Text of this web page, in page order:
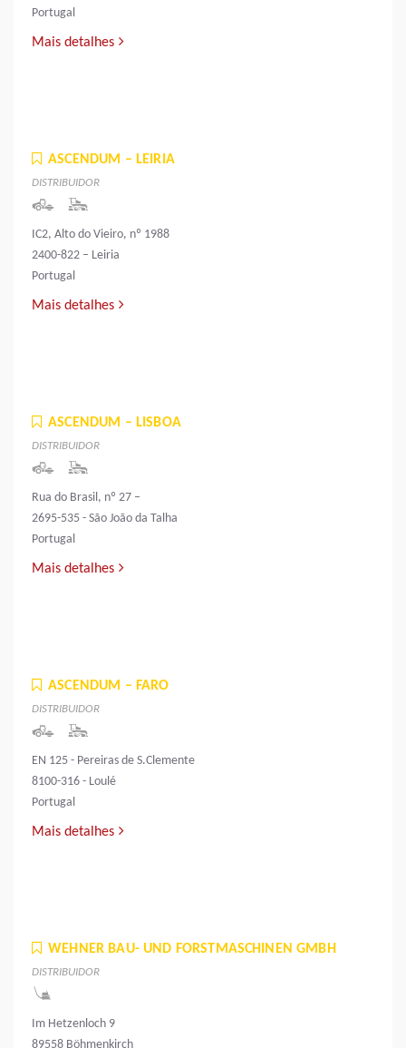
Portugal
Mais detalhes
ASCENDUM – LEIRIA
DISTRIBUIDOR
IC2, Alto do Vieiro, nº 1988
2400-822 – Leiria
Portugal
Mais detalhes
ASCENDUM – LISBOA
DISTRIBUIDOR
Rua do Brasil, nº 27 –
2695-535 - São João da Talha
Portugal
Mais detalhes
ASCENDUM – FARO
DISTRIBUIDOR
EN 125 - Pereiras de S.Clemente
8100-316 - Loulé
Portugal
Mais detalhes
WEHNER BAU- UND FORSTMASCHINEN GMBH
DISTRIBUIDOR
Im Hetzenloch 9
89558 Böhmenkirch